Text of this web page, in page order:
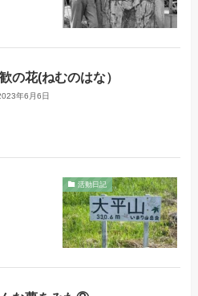
の花(ねむのはな）
年6月6日
活動日記